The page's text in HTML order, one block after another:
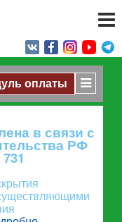
оплаты
в связи с
РФ